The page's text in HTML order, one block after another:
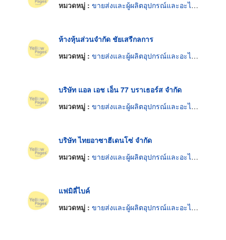
หมวดหมู่ : ขายส่งและผู้ผลิตอุปกรณ์และอะไหล่รถจักรยาน
ห้างหุ้นส่วนจำกัด ชัยเสรีกลการ
หมวดหมู่ : ขายส่งและผู้ผลิตอุปกรณ์และอะไหล่รถจักรยาน
บริษัท แอล เอช เอ็น 77 บราเธอร์ส จำกัด
หมวดหมู่ : ขายส่งและผู้ผลิตอุปกรณ์และอะไหล่รถจักรยาน
บริษัท ไทยอาซาฮีเดนโซ่ จำกัด
หมวดหมู่ : ขายส่งและผู้ผลิตอุปกรณ์และอะไหล่รถจักรยาน
แฟมิลี่ไบค์
หมวดหมู่ : ขายส่งและผู้ผลิตอุปกรณ์และอะไหล่รถจักรยาน